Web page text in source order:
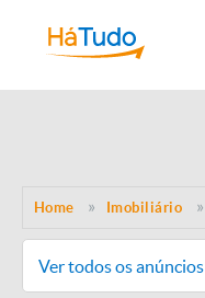
Home Imobiliário
Ver todos os anúncios